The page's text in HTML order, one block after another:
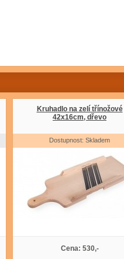
Kruhadlo na zelí třínožové
42x16cm, dřevo
Dostupnost: Skladem
Cena: 530,-